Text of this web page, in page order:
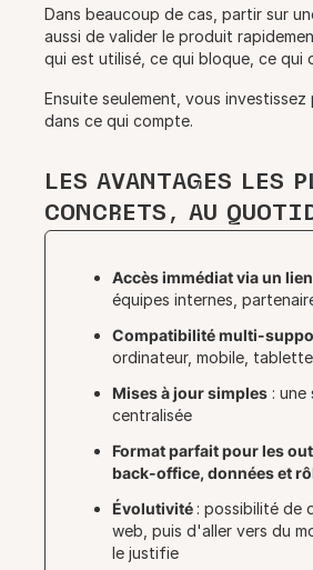
Dans beaucoup de cas, partir sur
aussi de valider le produit
qui est utilisé, ce qui bloque, ce qui
Ensuite seulement, vous investissez
dans ce qui compte.
LES AVANTAGES LES
CONCRETS, AU
Accès immédiat via un lien
équipes internes,
Compatibilité multi-
ordinateur, mobile, tablette
Mises à jour simples : une
centralisée
Format parfait pour les
back-office, données et
Évolutivité : possibilité de
web, puis d'aller vers du
le justifie